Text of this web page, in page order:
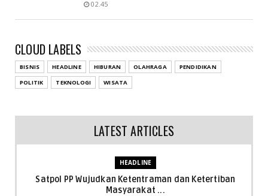
02.45
CLOUD LABELS
BISNIS HEADLINE HIBURAN OLAHRAGA
PENDIDIKAN
POLITIK
TEKNOLOGI WISATA
LATEST ARTICLES
HEADLINE
Satpol PP Wujudkan Ketentraman dan Ketertiban
Masyarakat ...